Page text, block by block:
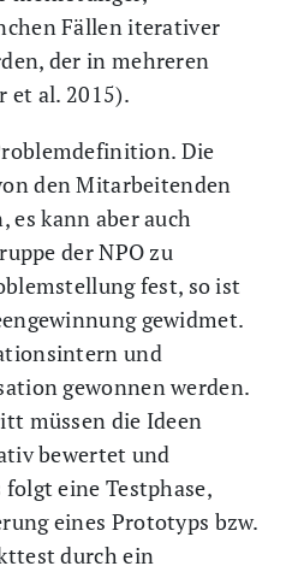
Fällen iterativer
der in mehreren
et al. 2015).
Die
den Mitarbeitenden
es kann aber auch
der NPO zu
fest, so ist
gewidmet.
und
gewonnen werden.
müssen die Ideen
bewertet und
folgt eine Testphase,
eines Prototyps bzw.
durch ein